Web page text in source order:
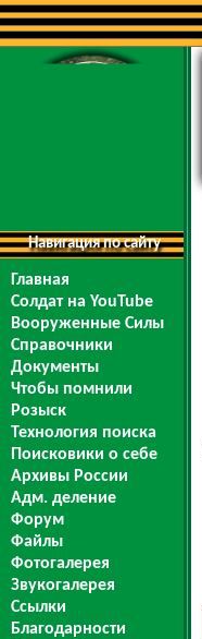
Навигация по сайту
Главная
Солдат на YouTube
Вооруженные Силы
Справочники
Документы
Чтобы помнили
Розыск
Технология поиска
Поисковики о себе
Архивы России
Адм. деление
Форум
Файлы
Фотогалерея
Звукогалерея
Ссылки
Благодарности